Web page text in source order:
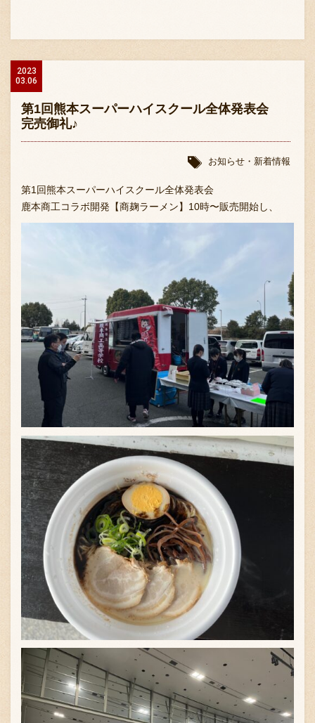
2023
03.06
第1回熊本スーパーハイスクール全体発表会
完売御礼♪
お知らせ・新着情報
第1回熊本スーパーハイスクール全体発表会
鹿本商工コラボ開発【商麹ラーメン】10時〜販売開始し、